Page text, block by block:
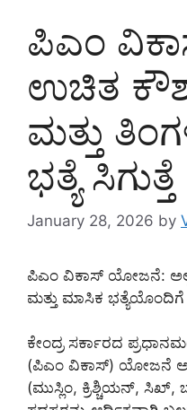
ಪಿಎಂ
ಉಚಿತ
ಮತ್ತು
ಭತ್ಯೆ ಸಿಗುತ್ತೆ
January 28, 2026 by
ಪಿಎಂ ವಿಕಾಸ್ ಯೋಜನೆ:
ಮತ್ತು ಮಾಸಿಕ
ಕೇಂದ್ರ ಸರ್ಕಾರದ
(ಪಿಎಂ ವಿಕಾಸ್) ಯೋಜನೆ
(ಮುಸ್ಲಿಂ, ಕ್ರಿಶ್ಚಿಯನ್, ಸಿಖ್,